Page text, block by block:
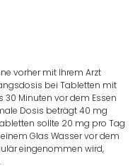
vorher mit Ihrem Arzt
bei Tabletten mit
30 Minuten vor dem Essen
Dosis beträgt 40 mg
sollte 20 mg pro Tag
Glas Wasser vor dem
eingenommen wird,